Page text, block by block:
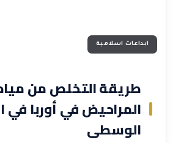
ابداعات اسلامية
طريقة التخلص من مياه
المراحيض في أوربا في
الوسطى